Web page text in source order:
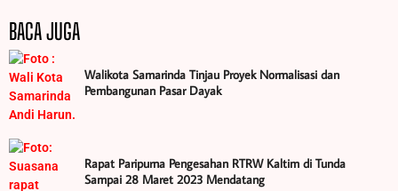
BACA JUGA
Walikota Samarinda Tinjau Proyek Normalisasi dan
Pembangunan Pasar Dayak
Rapat Paripurna Pengesahan RTRW Kaltim di Tunda
Sampai 28 Maret 2023 Mendatang